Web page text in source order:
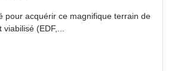
pour acquérir ce magnifique terrain de
(EDF,...